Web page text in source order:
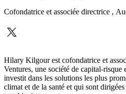
Cofondatrice et associée directrice ,
Hilary Kilgour est cofondatrice et
Ventures, une société de capital-risque
investit dans les solutions les plus
climat et de la santé et qui sont